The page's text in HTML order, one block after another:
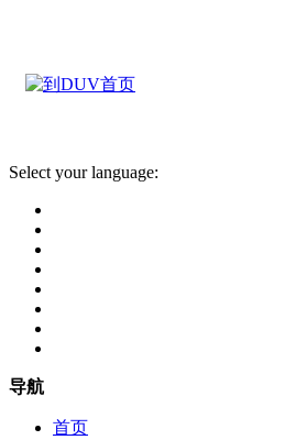
Select your language:
导航
首页